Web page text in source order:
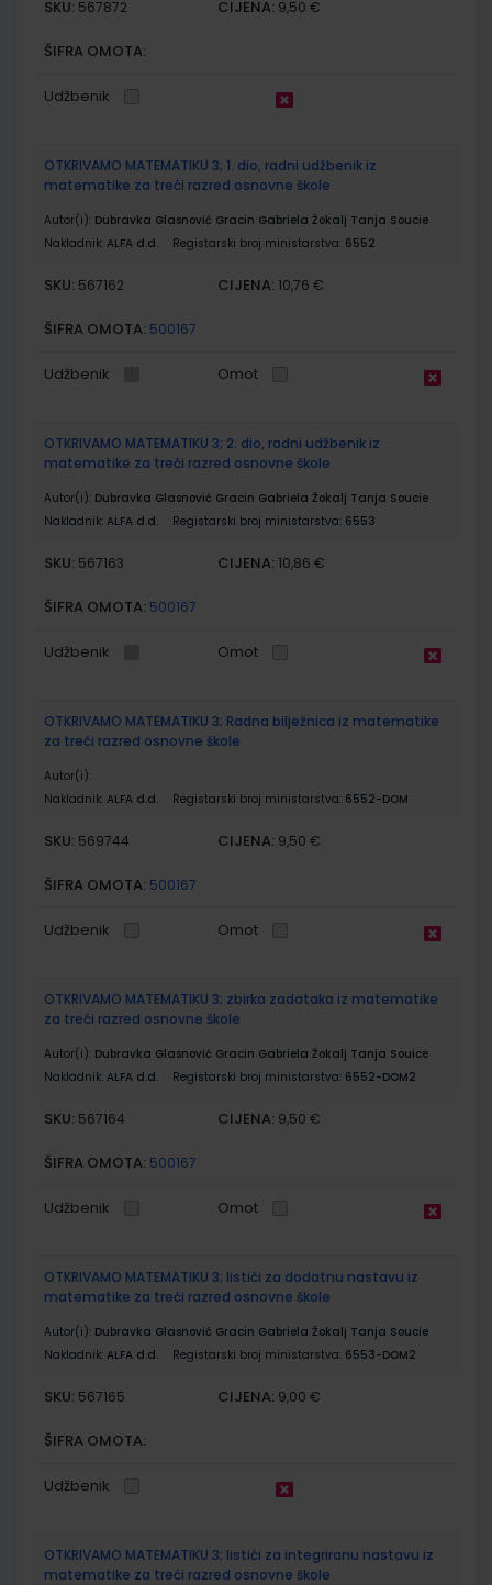
SKU: 567872 CIJENA: 9,50 €
ŠIFRA OMOTA:
Udžbenik
OTKRIVAMO MATEMATIKU 3; 1. dio, radni udžbenik iz
matematike za treći razred osnovne škole
Autor(i): Dubravka Glasnović Gracin Gabriela Žokalj Tanja Soucie
Nakladnik: ALFA d.d. Registarski broj ministarstva: 6552
SKU: 567162 CIJENA: 10,76 €
ŠIFRA OMOTA: 500167
Udžbenik Omot
OTKRIVAMO MATEMATIKU 3; 2. dio, radni udžbenik iz
matematike za treći razred osnovne škole
Autor(i): Dubravka Glasnović Gracin Gabriela Žokalj Tanja Soucie
Nakladnik: ALFA d.d. Registarski broj ministarstva: 6553
SKU: 567163 CIJENA: 10,86 €
ŠIFRA OMOTA: 500167
Udžbenik Omot
OTKRIVAMO MATEMATIKU 3; Radna bilježnica iz matematike
za treći razred osnovne škole
Autor(i):
Nakladnik: ALFA d.d. Registarski broj ministarstva: 6552-DOM
SKU: 569744 CIJENA: 9,50 €
ŠIFRA OMOTA: 500167
Udžbenik Omot
OTKRIVAMO MATEMATIKU 3; zbirka zadataka iz matematike
za treći razred osnovne škole
Autor(i): Dubravka Glasnović Gracin Gabriela Žokalj Tanja Souice
Nakladnik: ALFA d.d. Registarski broj ministarstva: 6552-DOM2
SKU: 567164 CIJENA: 9,50 €
ŠIFRA OMOTA: 500167
Udžbenik Omot
OTKRIVAMO MATEMATIKU 3; listići za dodatnu nastavu iz
matematike za treći razred osnovne škole
Autor(i): Dubravka Glasnović Gracin Gabriela Žokalj Tanja Soucie
Nakladnik: ALFA d.d. Registarski broj ministarstva: 6553-DOM2
SKU: 567165 CIJENA: 9,00 €
ŠIFRA OMOTA:
Udžbenik
OTKRIVAMO MATEMATIKU 3; listići za integriranu nastavu iz
matematike za treći razred osnovne škole